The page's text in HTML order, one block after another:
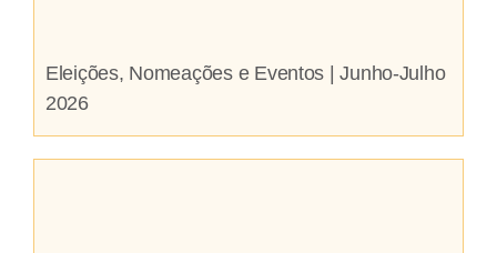
Eleições, Nomeações e Eventos | Junho-Julho
2026